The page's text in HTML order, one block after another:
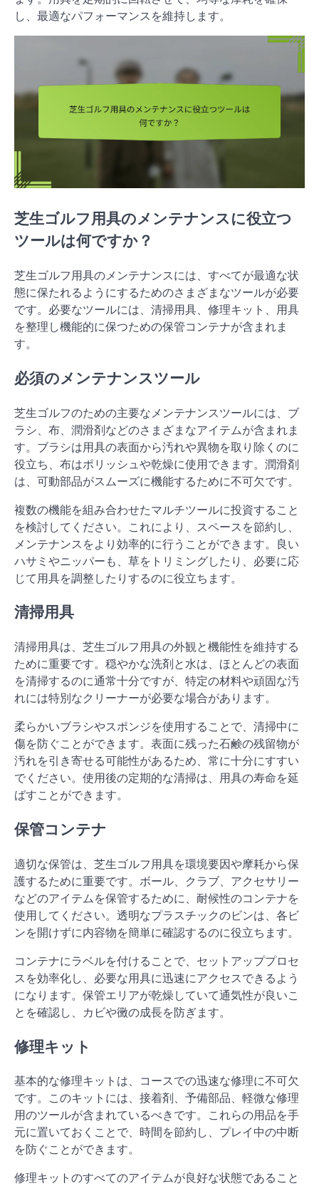
し、最適なパフォーマンスを維持します。
芝生ゴルフ用具のメンテナンスに役立つ
ツールは何ですか？
芝生ゴルフ用具のメンテナンスには、すべてが最適な状
態に保たれるようにするためのさまざまなツールが必要
です。必要なツールには、清掃用具、修理キット、用具
を整理し機能的に保つための保管コンテナが含まれま
す。
必須のメンテナンスツール
芝生ゴルフのための主要なメンテナンスツールには、ブ
ラシ、布、潤滑剤などのさまざまなアイテムが含まれま
す。ブラシは用具の表面から汚れや異物を取り除くのに
役立ち、布はポリッシュや乾燥に使用できます。潤滑剤
は、可動部品がスムーズに機能するために不可欠です。
複数の機能を組み合わせたマルチツールに投資すること
を検討してください。これにより、スペースを節約し、
メンテナンスをより効率的に行うことができます。良い
ハサミやニッパーも、草をトリミングしたり、必要に応
じて用具を調整したりするのに役立ちます。
清掃用具
清掃用具は、芝生ゴルフ用具の外観と機能性を維持する
ために重要です。穏やかな洗剤と水は、ほとんどの表面
を清掃するのに通常十分ですが、特定の材料や頑固な汚
れには特別なクリーナーが必要な場合があります。
柔らかいブラシやスポンジを使用することで、清掃中に
傷を防ぐことができます。表面に残った石鹸の残留物が
汚れを引き寄せる可能性があるため、常に十分にすすい
でください。使用後の定期的な清掃は、用具の寿命を延
ばすことができます。
保管コンテナ
適切な保管は、芝生ゴルフ用具を環境要因や摩耗から保
護するために重要です。ボール、クラブ、アクセサリー
などのアイテムを保管するために、耐候性のコンテナを
使用してください。透明なプラスチックのビンは、各ビ
ンを開けずに内容物を簡単に確認するのに役立ちます。
コンテナにラベルを付けることで、セットアッププロセ
スを効率化し、必要な用具に迅速にアクセスできるよう
になります。保管エリアが乾燥していて通気性が良いこ
とを確認し、カビや黴の成長を防ぎます。
修理キット
基本的な修理キットは、コースでの迅速な修理に不可欠
です。このキットには、接着剤、予備部品、軽微な修理
用のツールが含まれているべきです。これらの用品を手
元に置いておくことで、時間を節約し、プレイ中の中断
を防ぐことができます。
修理キットのすべてのアイテムが良好な状態であること